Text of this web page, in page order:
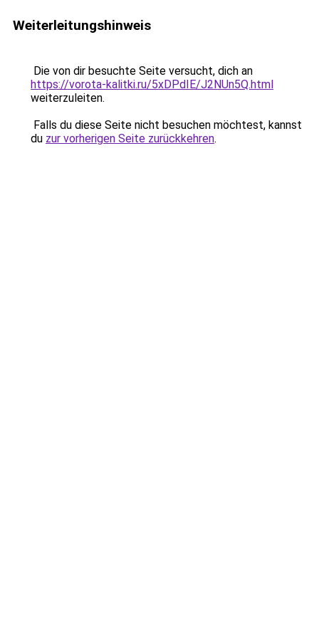
Weiterleitungshinweis
Die von dir besuchte Seite versucht, dich an
https://vorota-kalitki.ru/5xDPdIE/J2NUn5Q.html
weiterzuleiten.
Falls du diese Seite nicht besuchen möchtest, kannst
du zur vorherigen Seite zurückkehren.